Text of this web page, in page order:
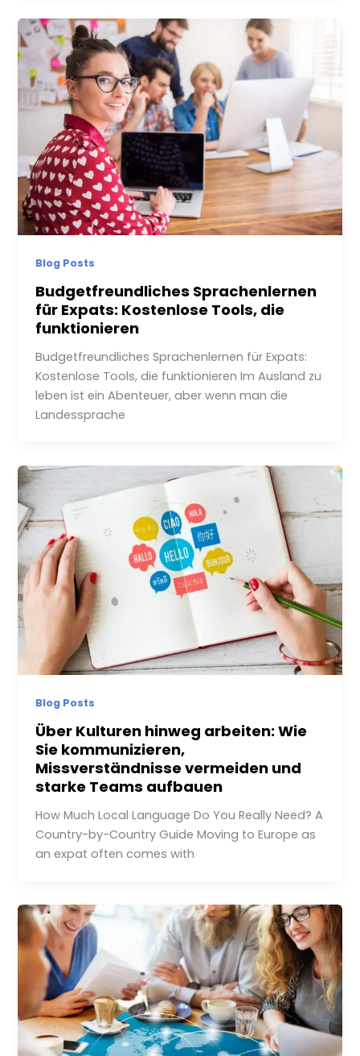
Blog Posts
Budgetfreundliches Sprachenlernen
für Expats: Kostenlose Tools, die
funktionieren
Budgetfreundliches Sprachenlernen für Expats:
Kostenlose Tools, die funktionieren Im Ausland zu
leben ist ein Abenteuer, aber wenn man die
Landessprache
Blog Posts
Über Kulturen hinweg arbeiten: Wie
Sie kommunizieren,
Missverständnisse vermeiden und
starke Teams aufbauen
How Much Local Language Do You Really Need? A
Country-by-Country Guide Moving to Europe as
an expat often comes with